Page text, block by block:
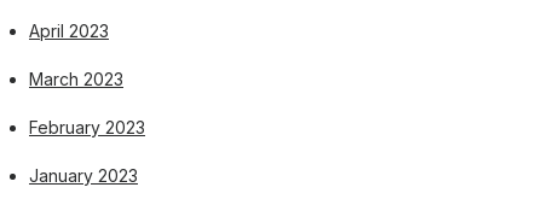
April 2023
March 2023
February 2023
January 2023